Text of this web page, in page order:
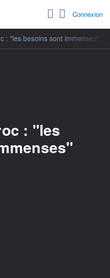
Connexion
: "les besoins sont immenses"
: "les